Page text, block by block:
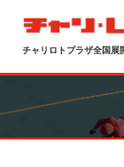
チャリロトプラザ全国展